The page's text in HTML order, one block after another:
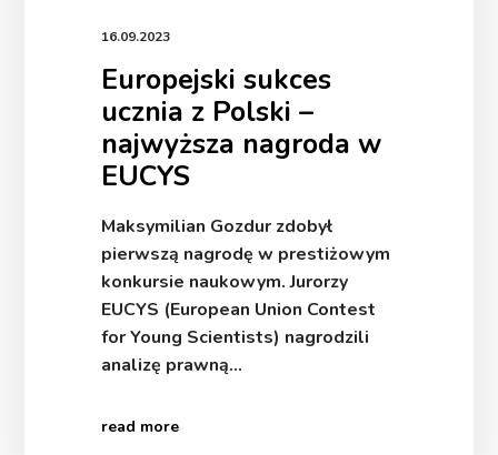
16.09.2023
Europejski sukces
ucznia z Polski –
najwyższa nagroda w
EUCYS
Maksymilian Gozdur zdobył
pierwszą nagrodę w prestiżowym
konkursie naukowym. Jurorzy
EUCYS (European Union Contest
for Young Scientists) nagrodzili
analizę prawną…
read more